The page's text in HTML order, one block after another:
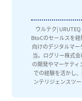
ウルテク|
BtoCのセールスを
向けのデジタルマ
当。ログリー株式
の開発やマーケテ
での経験を活かし
ンテリジェンスツ